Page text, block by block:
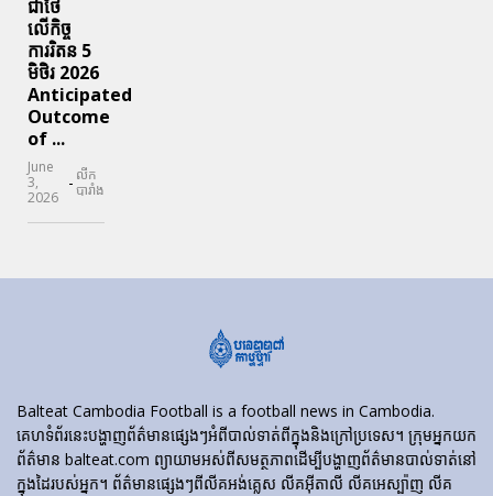
ជាថៃ
លើកិច្ច
ការរិតន 5
មិថិរ 2026
Anticipated
Outcome
of ...
June
3,
2026
- លីក
បារាំង
Balteat Cambodia Football is a football news in Cambodia.
គេហទំព័រ​នេះ​បង្ហាញ​ព័ត៌មាន​ផ្សេងៗ​អំពី​បាល់ទាត់​ពី​ក្នុង​និង​ក្រៅ​ប្រទេស។ ក្រុមអ្នកយក
ព័ត៌មាន balteat.com ព្យាយាមអស់ពីសមត្ថភាពដើម្បីបង្ហាញព័ត៌មានបាល់ទាត់នៅ
ក្នុងដៃរបស់អ្នក។ ព័ត៌មានផ្សេងៗពីលីគអង់គ្លេស លីគអ៊ីតាលី លីគអេស្ប៉ាញ លីគ